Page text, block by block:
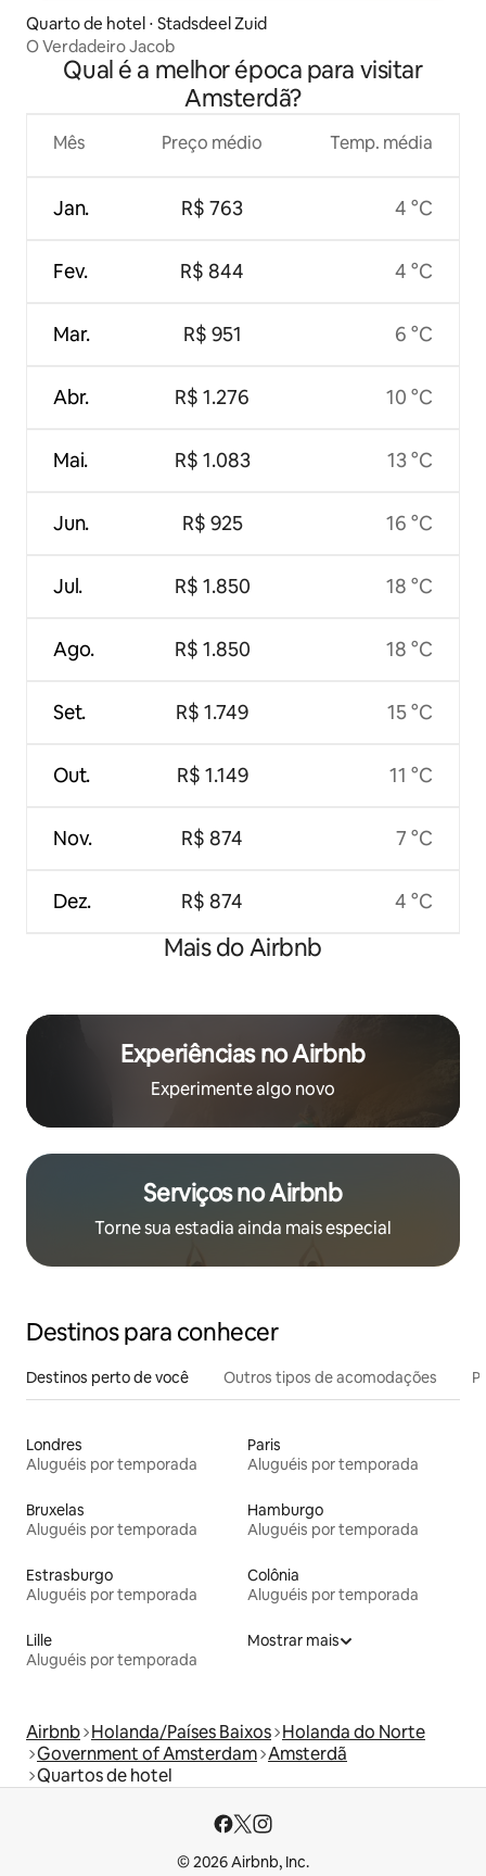
Quarto de hotel ⋅ Stadsdeel Zuid
O Verdadeiro Jacob
Qual é a melhor época para visitar
Amsterdã?
Mês
Jan.
Fev.
Mar.
Abr.
Mai.
Jun.
Jul.
Ago.
Set.
Out.
Nov.
Dez.
Preço médio
R$ 763
R$ 844
R$ 951
R$ 1.276
R$ 1.083
R$ 925
R$ 1.850
R$ 1.850
R$ 1.749
R$ 1.149
R$ 874
R$ 874
Temp. média
4 °C
4 °C
6 °C
10 °C
13 °C
16 °C
18 °C
18 °C
15 °C
11 °C
7 °C
4 °C
Mais do Airbnb
Experiências no Airbnb
Experimente algo novo
Serviços no Airbnb
Torne sua estadia ainda mais especial
Destinos para conhecer
Destinos perto de você Outros tipos de acomodações
Londres
Aluguéis por temporada
Paris
Aluguéis por temporada
Bruxelas
Aluguéis por temporada
Hamburgo
Aluguéis por temporada
Estrasburgo
Aluguéis por temporada
Colônia
Aluguéis por temporada
Lille
Aluguéis por temporada
Mostrar mais
Airbnb Holanda/Países Baixos Holanda do Norte
Government of Amsterdam Amsterdã
Quartos de hotel
© 2026 Airbnb, Inc.